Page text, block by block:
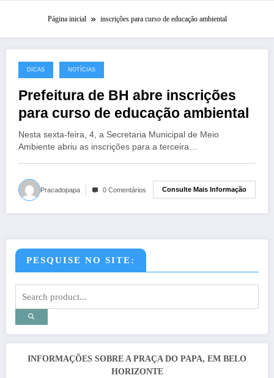
Página inicial inscrições para curso de educação ambiental
7 de março de 2022
DICAS NOTÍCIAS
Prefeitura de BH abre inscrições
para curso de educação ambiental
Nesta sexta-feira, 4, a Secretaria Municipal de Meio
Ambiente abriu as inscrições para a terceira…
Pracadopapa 0 Comentários Consulte Mais Informação
PESQUISE NO SITE:
INFORMAÇÕES SOBRE A PRAÇA DO PAPA, EM BELO
HORIZONTE